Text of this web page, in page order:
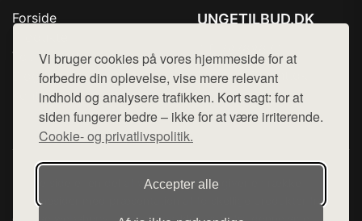
Vi bruger cookies på vores hjemmeside for at
forbedre din oplevelse, vise mere relevant
indhold og analysere trafikken. Kort sagt: for at
siden fungerer bedre – ikke for at være irriterende.
Cookie- og privatlivspolitik.
Accepter alle
Forside
Top Rabatter
Blog
Kontakt
UNGETILBUD.DK
Mail: hej@want.dk
Cookie- og privatlivspolitik
Denne side er en del af want.dk, der udgiver en række
hjemmesider med præsentation af forskellige produkter fra
diverse webshops. Der sælges ikke varer fra denne side - vi